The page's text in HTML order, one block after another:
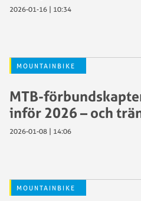
2026-01-16 | 10:34
MOUNTAINBIKE
MTB-
inför 2026 – och
2026-01-08 | 14:06
MOUNTAINBIKE